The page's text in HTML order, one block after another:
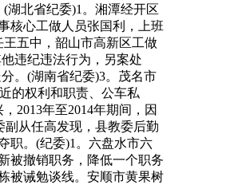
湖北省纪委)1。湘潭经开区
核心工做人员张国利，上班
五中，韶山市高新区工做
违纪违法行为，另案处
。(湖南省纪委)3。茂名市
的权利和职责、公车私
2013年至2014年期间，因
从任高发现，县教委后勤
职。(纪委)1。六盘水市六
被撤销职务，降低一个职务
被诫勉谈线。安顺市黄果树